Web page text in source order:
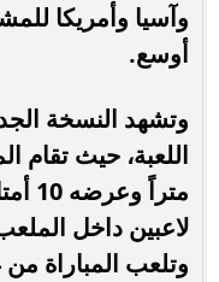
وآسيا وأمريكا
أوسع.
وتشهد النسخة
لاعبين داخل